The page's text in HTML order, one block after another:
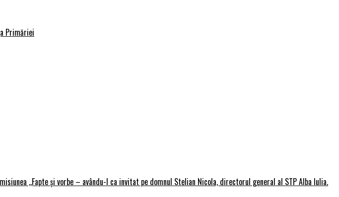
Primăriei
,,Fapte și vorbe – avându-l ca invitat pe domnul Stelian Nicola, directorul general al STP Alba Iulia.